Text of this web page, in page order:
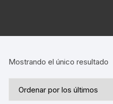
Mostrando el único resultado